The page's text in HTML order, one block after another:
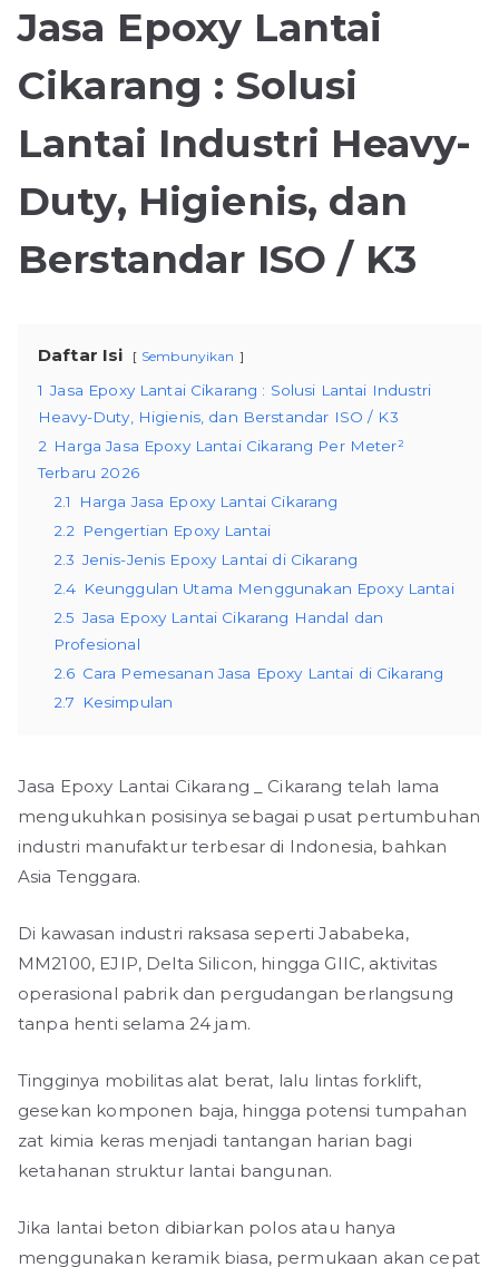
Jasa Epoxy Lantai
Cikarang : Solusi
Lantai Industri Heavy-
Duty, Higienis, dan
Berstandar ISO / K3
Daftar Isi Sembunyikan
1 Jasa Epoxy Lantai Cikarang : Solusi Lantai Industri
Heavy-Duty, Higienis, dan Berstandar ISO / K3
2 Harga Jasa Epoxy Lantai Cikarang Per Meter²
Terbaru 2026
2.1
Harga Jasa Epoxy Lantai Cikarang
2.2 Pengertian Epoxy Lantai
2.3 Jenis-Jenis Epoxy Lantai di Cikarang
2.4 Keunggulan Utama Menggunakan Epoxy Lantai
2.5 Jasa Epoxy Lantai Cikarang Handal dan
Profesional
2.6 Cara Pemesanan Jasa Epoxy Lantai di Cikarang
2.7
Kesimpulan
Jasa Epoxy Lantai Cikarang _ Cikarang telah lama
mengukuhkan posisinya sebagai pusat pertumbuhan
industri manufaktur terbesar di Indonesia, bahkan
Asia Tenggara.
Di kawasan industri raksasa seperti Jababeka,
MM2100, EJIP, Delta Silicon, hingga GIIC, aktivitas
operasional pabrik dan pergudangan berlangsung
tanpa henti selama 24 jam.
Tingginya mobilitas alat berat, lalu lintas forklift,
gesekan komponen baja, hingga potensi tumpahan
zat kimia keras menjadi tantangan harian bagi
ketahanan struktur lantai bangunan.
Jika lantai beton dibiarkan polos atau hanya
menggunakan keramik biasa, permukaan akan cepat